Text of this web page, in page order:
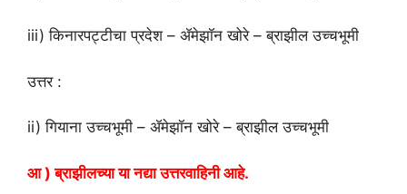
iii) किनारपट्टीचा प्रदेश – ॲमेझॉन खोरे – ब्राझील उच्चभूमी
उत्तर :
ii) गियाना उच्चभूमी – ॲमेझॉन खोरे – ब्राझील उच्चभूमी
आ ) ब्राझीलच्या या नद्या उत्तरवाहिनी आहे.